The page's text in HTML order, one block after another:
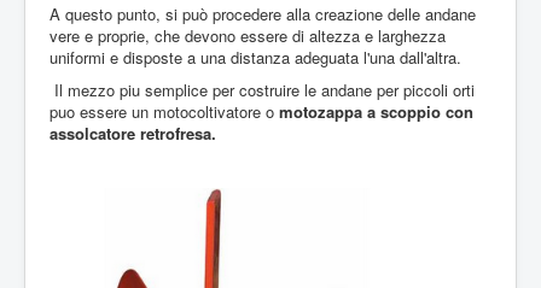
A questo punto, si può procedere alla creazione delle andane
vere e proprie, che devono essere di altezza e larghezza
uniformi e disposte a una distanza adeguata l'una dall'altra.
Il mezzo piu semplice per costruire le andane per piccoli orti
puo essere un motocoltivatore o motozappa a scoppio con
assolcatore retrofresa.